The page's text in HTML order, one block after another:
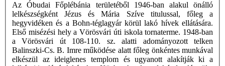
Az Óbudai Főplébánia területéből 1946-ban alakul önálló
lelkészségként Jézus és Mária Szíve titulussal, főleg a
hegyvidéken és a Bohn-téglagyár körül lakó hívek ellátására.
Első misézési hely a Vörösvári úti iskola tornaterme. 1948-ban
a Vörösvári út 108-110. sz. alatti adományozott telken
Balinszki-Cs. B. Imre működése alatt főleg önkéntes munkával
elkészül az ideiglenes templom és ugyanott alakítják ki a